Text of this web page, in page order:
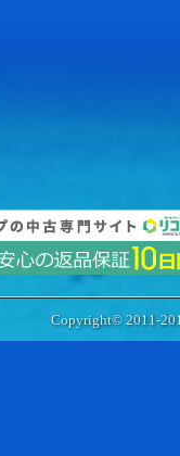
Copyright© 2011-